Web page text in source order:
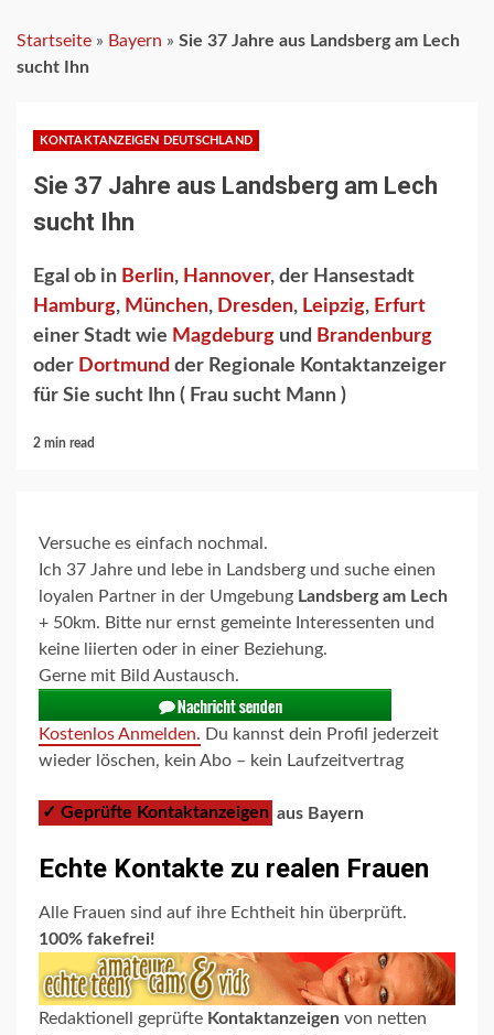
Startseite » Bayern » Sie 37 Jahre aus Landsberg am Lech
sucht Ihn
KONTAKTANZEIGEN DEUTSCHLAND
Sie 37 Jahre aus Landsberg am Lech
sucht Ihn
Egal ob in Berlin, Hannover, der Hansestadt
Hamburg, München, Dresden, Leipzig, Erfurt
einer Stadt wie Magdeburg und Brandenburg
oder Dortmund der Regionale Kontaktanzeiger
für Sie sucht Ihn ( Frau sucht Mann )
2 min read
Versuche es einfach nochmal.
Ich 37 Jahre und lebe in Landsberg und suche einen
loyalen Partner in der Umgebung Landsberg am Lech
+ 50km. Bitte nur ernst gemeinte Interessenten und
keine liierten oder in einer Beziehung.
Gerne mit Bild Austausch.
Kostenlos Anmelden. Du kannst dein Profil jederzeit
wieder löschen, kein Abo – kein Laufzeitvertrag
✓ Geprüfte Kontaktanzeigen aus Bayern
Echte Kontakte zu realen Frauen
Alle Frauen sind auf ihre Echtheit hin überprüft.
100% fakefrei!
Redaktionell geprüfte Kontaktanzeigen von netten